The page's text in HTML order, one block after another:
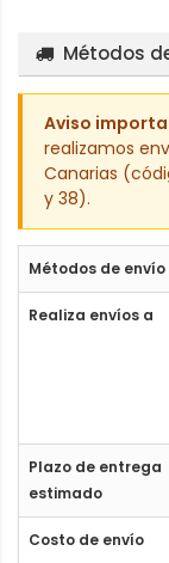
Métodos
Aviso
realizamos
Canarias
y 38).